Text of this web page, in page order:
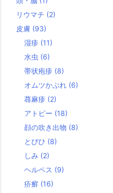
リウマチ (2)
皮膚 (93)
湿疹 (11)
水虫 (6)
帯状疱疹 (8)
オムツかぶれ (6)
蕁麻疹 (2)
アトピー (18)
顔の吹き出物 (8)
とびひ (8)
しみ (2)
ヘルペス (9)
疥癬 (16)